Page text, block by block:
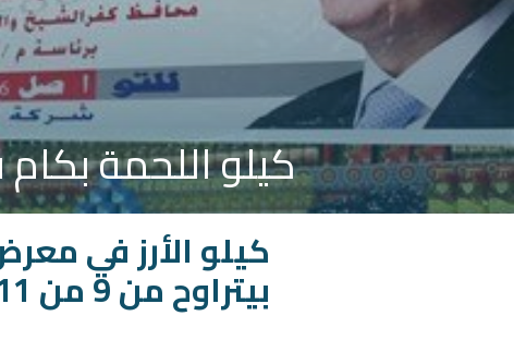
كيلو اللحمة
كيلو الأرز في
بيتراوح من 9 من 11 جنيه